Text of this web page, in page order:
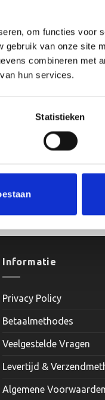
om functies voor
gebruik van onze site
combineren met
hun services.
Statistieken
Informatie
Privacy Policy
Betaalmethodes
Veelgestelde Vragen
Levertijd &
Algemene Voorwaarden